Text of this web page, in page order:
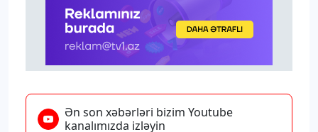
Ən son xəbərləri bizim Youtube
kanalımızda izləyin